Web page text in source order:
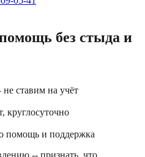
без стыда и
ставим на учёт
круглосуточно
помощь и поддержка